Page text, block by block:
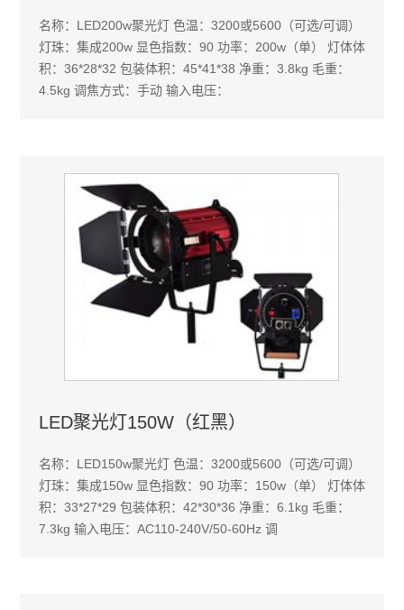
名称：LED200w聚光灯 色温：3200或5600（可选/可调）
灯珠：集成200w 显色指数：90 功率：200w（单） 灯体体
积：36*28*32 包装体积：45*41*38 净重：3.8kg 毛重：
4.5kg 调焦方式：手动 输入电压：
LED聚光灯150W（红黑）
名称：LED150w聚光灯 色温：3200或5600（可选/可调）
灯珠：集成150w 显色指数：90 功率：150w（单） 灯体体
积：33*27*29 包装体积：42*30*36 净重：6.1kg 毛重：
7.3kg 输入电压：AC110-240V/50-60Hz 调